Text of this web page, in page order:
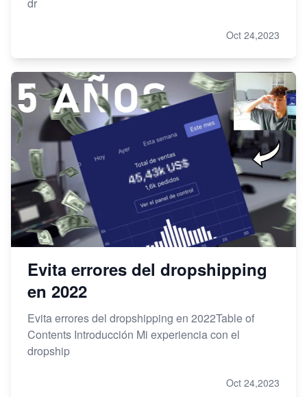
Oct 24,2023
Evita errores del dropshipping
en 2022
Evita errores del dropshipping en 2022Table of
Contents Introducción Mi experiencia con el
dropship
Oct 24,2023